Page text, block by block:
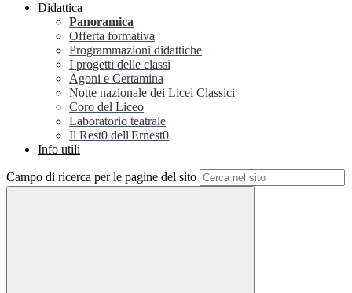
Didattica
Panoramica
Offerta formativa
Programmazioni didattiche
I progetti delle classi
Agoni e Certamina
Notte nazionale dei Licei Classici
Coro del Liceo
Laboratorio teatrale
Il Rest0 dell'Ernest0
Info utili
Campo di ricerca per le pagine del sito